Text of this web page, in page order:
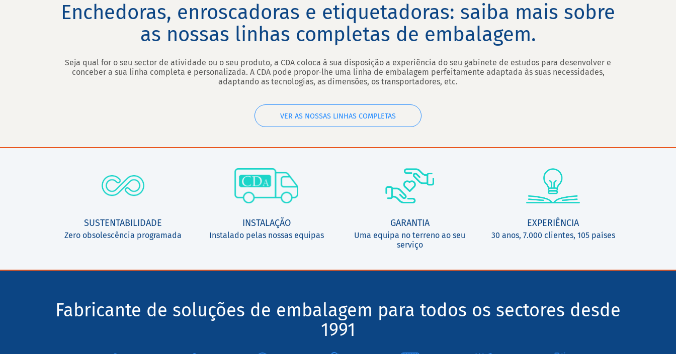
Enchedoras, enroscadoras e etiquetadoras: saiba mais sobre
as nossas linhas completas de embalagem.
Seja qual for o seu sector de atividade ou o seu produto, a CDA coloca à sua disposição a experiência do seu gabinete de estudos para desenvolver e
conceber a sua linha completa e personalizada. A CDA pode propor-lhe uma linha de embalagem perfeitamente adaptada às suas necessidades,
adaptando as tecnologias, as dimensões, os transportadores, etc.
VER AS NOSSAS LINHAS COMPLETAS
SUSTENTABILIDADE
Zero obsolescência programada
INSTALAÇÃO
Instalado pelas nossas equipas
GARANTIA
Uma equipa no terreno ao seu
serviço
EXPERIÊNCIA
30 anos, 7.000 clientes, 105 países
Fabricante de soluções de embalagem para todos os sectores desde
1991